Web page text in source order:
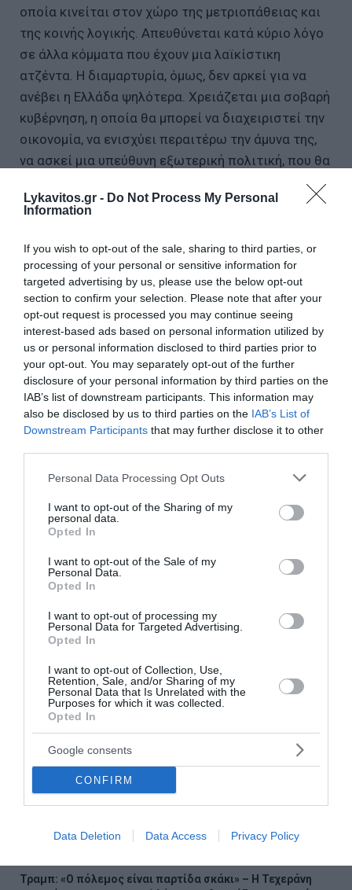
Lykavitos.gr - Do Not Process My Personal
Information
If you wish to opt-out of the sale, sharing to third parties, or
processing of your personal or sensitive information for
targeted advertising by us, please use the below opt-out
section to confirm your selection. Please note that after your
opt-out request is processed you may continue seeing
interest-based ads based on personal information utilized by
us or personal information disclosed to third parties prior to
your opt-out. You may separately opt-out of the further
disclosure of your personal information by third parties on the
IAB’s list of downstream participants. This information may
also be disclosed by us to third parties on the IAB’s List of
Downstream Participants that may further disclose it to other
Please note that this website/app uses one or more Google
not limited to your visit or usage behaviour. You may click to
grant or deny consent to Google and its third-party tags to
use your data for below specified purposes in below Google
consent section.
Personal Data Processing Opt Outs
I want to opt-out of the Sharing of my
personal data.
Opted In
I want to opt-out of the Sale of my
Personal Data.
Opted In
I want to opt-out of processing my
Personal Data for Targeted Advertising.
Opted In
I want to opt-out of Collection, Use,
Retention, Sale, and/or Sharing of my
Personal Data that Is Unrelated with the
Purposes for which it was collected.
Opted In
Google consents
CONFIRM
Data Deletion Data Access Privacy Policy
οποία κινείται στον χώρο της μετριοπάθειας και
της κοινής λογικής. Απευθύνεται κατά κύριο λόγο
σε άλλα κόμματα που έχουν μια λαϊκίστικη
ατζέντα. Η διαμαρτυρία, όμως, δεν αρκεί για να
ανέβει η Ελλάδα ψηλότερα. Χρειάζεται μια σοβαρή
κυβέρνηση, η οποία θα μπορεί να διαχειριστεί την
οικονομία, να ενισχύει περαιτέρω την άμυνα της,
να ασκεί μια υπεύθυνη εξωτερική πολιτική, που θα
ζητήματα που αντιμετωπίζουν καθημερινά οι
Σε ερώτηση για τον πρώην πρωθυπουργό Αντώνη
Σαμαρά, ο αντιπρόεδρος απαντά ως εξής: «Έχω
εκτίμηση στον Αντώνη Σαμαρά, καθώς διετέλεσα
υπουργός του. Και πάντα πιστεύω στη μεγάλη Νέα
Δημοκρατία. Αν, όμως, ο κ. Σαμαράς προχωρήσει
πράγματι σε ένα νέο κόμμα, θα προξενήσει κάποια
ζημιά στον κ. Βελόπουλο, στην κ. Λατινοπούλου
και στη Νέα Δημοκρατία. Σε κάθε περίπτωση,
όμως, μεγαλύτερη ζημιά θα προκαλέσει στον ίδιο
στον ίδιο του τον εαυτό και την παρακαταθήκη
του».
Ο Γιώργος Μυλωνάκης επέστρεψε σπίτι του –
Πήρε εξιτήριο από το κέντρο αποκατάστασης
Μαργαρίτης Σχοινάς από Χαλκιδική: «Πάνω από 20
δισ. ευρώ για τους Έλληνες αγρότες την επόμενη
εξαετία»
Μήνυμα Μητσοτάκη με… μαντίλι: Την ιδρώνουμε
την φανέλα - Θα κερδίσουμε τρίτη φορά τις
Ακολουθήστε το Lykavitos.gr
στο Google News
και μάθετε πρώτοι όλες τις
ειδήσεις
Τραμπ: «Ο πόλεμος είναι παρτίδα σκάκι» – Η Τεχεράνη